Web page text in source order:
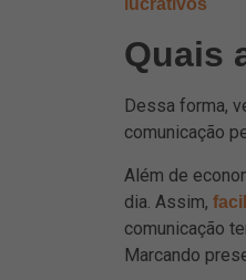
Quais
Dessa forma,
comunicação
Além de
dia. Assim,
comunicação
Marcando